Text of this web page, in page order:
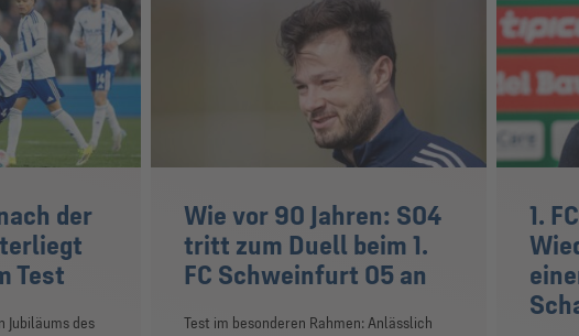
der
Test
Jubiläums des
Wie vor 90 Jahren: S04
tritt zum Duell beim 1.
FC Schweinfurt 05 an
Test im besonderen Rahmen: Anlässlich
1.